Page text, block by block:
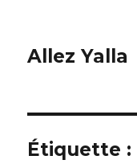
Allez Yalla
Étiquette :